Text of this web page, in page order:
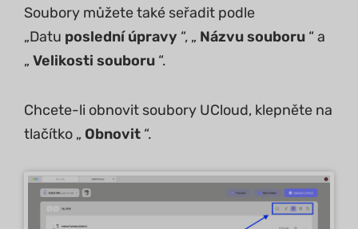
Soubory můžete také seřadit podle
„Datu poslední úpravy “, „ Názvu souboru “ a
„ Velikosti souboru “.
Chcete-li obnovit soubory UCloud, klepněte na
tlačítko „ Obnovit “.